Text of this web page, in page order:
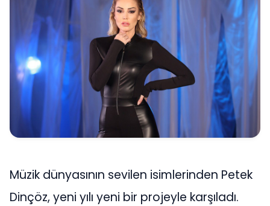
Müzik dünyasının sevilen isimlerinden Petek
Dinçöz, yeni yılı yeni bir projeyle karşıladı.